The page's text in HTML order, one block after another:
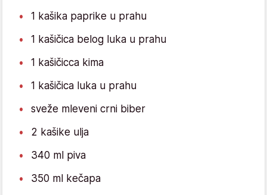
1 kašika paprike u prahu
1 kašičica belog luka u prahu
1 kašičicca kima
1 kašičica luka u prahu
sveže mleveni crni biber
2 kašike ulja
340 ml piva
350 ml kečapa